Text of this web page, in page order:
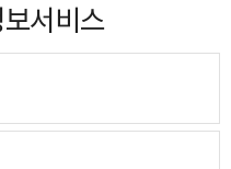
서비스